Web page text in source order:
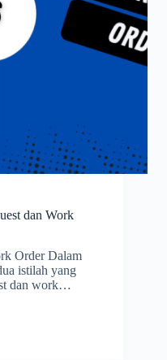
dan Work
Order Dalam
istilah yang
dan work…